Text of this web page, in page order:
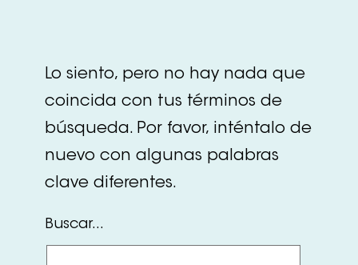
Lo siento, pero no hay nada que
coincida con tus términos de
búsqueda. Por favor, inténtalo de
nuevo con algunas palabras
clave diferentes.
Buscar...